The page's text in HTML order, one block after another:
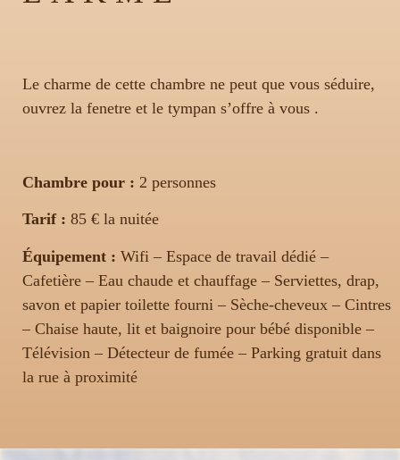
Le charme de cette chambre ne peut que vous séduire,
ouvrez la fenetre et le tympan s’offre à vous .
Chambre pour : 2 personnes
Tarif : 85 € la nuitée
Équipement : Wifi – Espace de travail dédié –
Cafetière – Eau chaude et chauffage – Serviettes, drap,
savon et papier toilette fourni – Sèche-cheveux – Cintres
– Chaise haute, lit et baignoire pour bébé disponible –
Télévision – Détecteur de fumée – Parking gratuit dans
la rue à proximité